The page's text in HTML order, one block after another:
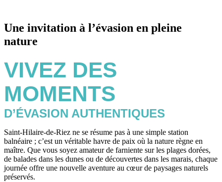
Une invitation à l’évasion en pleine
nature
VIVEZ DES
MOMENTS
D’ÉVASION AUTHENTIQUES
Saint-Hilaire-de-Riez ne se résume pas à une simple station
balnéaire ; c’est un véritable havre de paix où la nature règne en
maître. Que vous soyez amateur de farniente sur les plages dorées,
de balades dans les dunes ou de découvertes dans les marais, chaque
journée offre une nouvelle aventure au cœur de paysages naturels
préservés.